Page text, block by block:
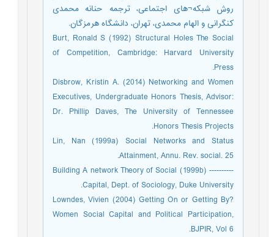
روش شبکه¬های اجتماعی، ترجمه حنانه محمدی
کنگرانی و الهام محمدی، تهران، دانشگاه هرمزگان.
Burt, Ronald S (1992) Structural Holes The Social
of Competition, Cambridge: Harvard University
Press.
Disbrow, Kristin A. (2014) Networking and Women
Executives, Undergraduate Honors Thesis, Advisor:
Dr. Phillip Daves, The University of Tennessee
Honors Thesis Projects.
Lin, Nan (1999a) Social Networks and Status
Attainment, Annu. Rev. social. 25.
---------- (1999b) Building A network Theory of Social
Capital, Dept. of Sociology, Duke University.
Lowndes, Vivien (2004) Getting On or Getting By?
Women Social Capital and Political Participation,
BJPIR, Vol 6.